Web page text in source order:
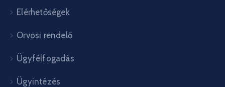
Elérhetőségek
Orvosi rendelő
Ügyfélfogadás
Ügyintézés